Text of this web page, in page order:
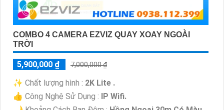
COMBO 4 CAMERA EZVIZ QUAY XOAY NGOÀI
TRỜI
5,900,000 ₫ 7,000,000 ₫
✨ Chất lượng hình : 2K Lite .
👍 Công Nghệ Sử Dụng :
IP Wifi.